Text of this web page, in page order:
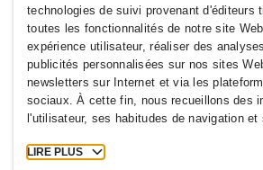
SWITZERLAND
Newsroom Mentions
Cookies
technologies de suivi provenant d'éditeurs
toutes les fonctionnalités de notre site
expérience utilisateur, réaliser des
publicités personnalisées sur nos sites
newsletters sur Internet et via les
sociaux. À cette fin, nous recueillons des
l'utilisateur, ses habitudes de navigation et
LIRE PLUS